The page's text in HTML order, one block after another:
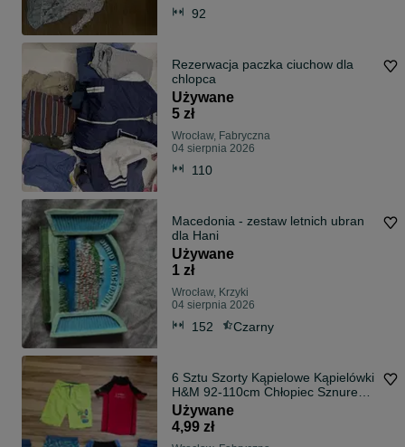
92
Rezerwacja paczka ciuchow dla
chlopca
Używane
5 zł
Wrocław, Fabryczna
04 sierpnia 2026
110
Macedonia - zestaw letnich ubran
dla Hani
Używane
1 zł
Wrocław, Krzyki
04 sierpnia 2026
152 Czarny
6 Sztu Szorty Kąpielowe Kąpielówki
H&M 92-110cm Chłopiec Sznurek
Niebieski
Używane
4,99 zł